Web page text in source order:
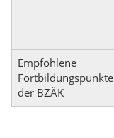
Empfohlene
Fortbildungspunkte
der BZÄK